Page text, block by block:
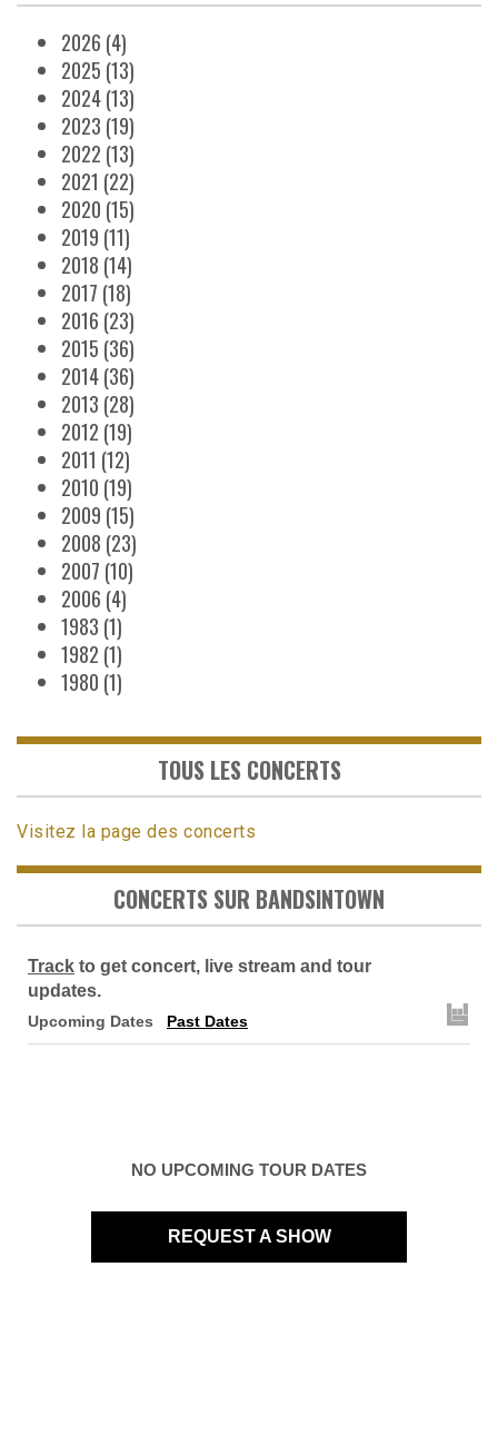
2026 (4)
2025 (13)
2024(13)
2023 (19)
2022 (13)
2021 (22)
2020 (15)
2019 (11)
2018 (14)
2017 (18)
2016 (23)
2015 (36)
2014(36)
2013 (28)
2012 (19)
2011 (12)
2010 (19)
2009 (15)
2008 (23)
2007 (10)
2006 (4)
1983 (1)
1982 (1)
1980 (1)
TOUS LES CONCERTS
Visitez la page des concerts
CONCERTS SUR BANDSINTOWN
Track to get concert, live stream and tour
updates.
Upcoming Dates Past Dates
NO UPCOMING TOUR DATES
REQUEST A SHOW